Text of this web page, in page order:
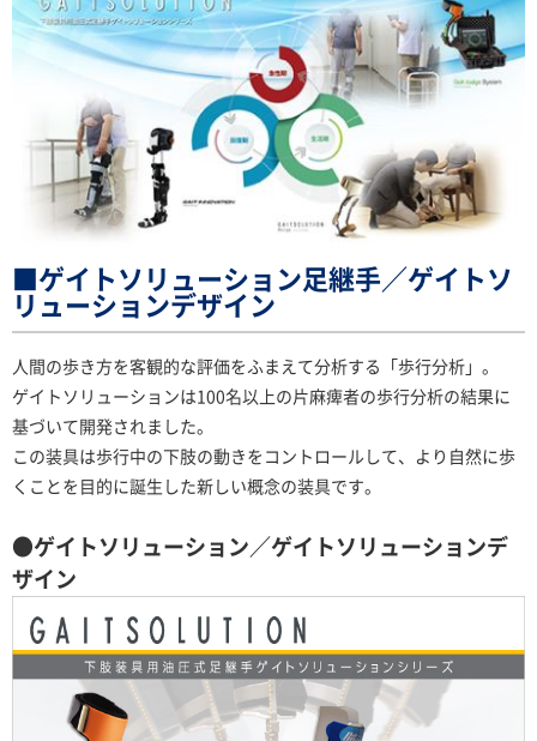
■ゲイトソリューション足継手／ゲイトソ
リューションデザイン
人間の歩き方を客観的な評価をふまえて分析する「歩行分析」。
ゲイトソリューションは100名以上の片麻痺者の歩行分析の結果に
基づいて開発されました。
この装具は歩行中の下肢の動きをコントロールして、より自然に歩
くことを目的に誕生した新しい概念の装具です。
●ゲイトソリューション／ゲイトソリューションデ
ザイン